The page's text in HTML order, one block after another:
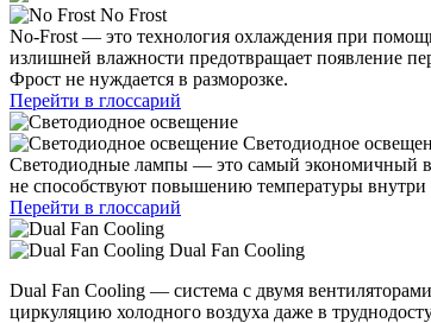
No Frost
No-Frost — это технология охлаждения при
излишней влажности предотвращает появление
Фрост не нуждается в разморозке.
Перейти в глоссарий
Светодиодное
Светодиодные лампы — это самый экономичный
не способствуют повышению температуры внутри
Перейти в глоссарий
Dual Fan Cooling
Dual Fan Cooling — система с двумя
циркуляцию холодного воздуха даже в